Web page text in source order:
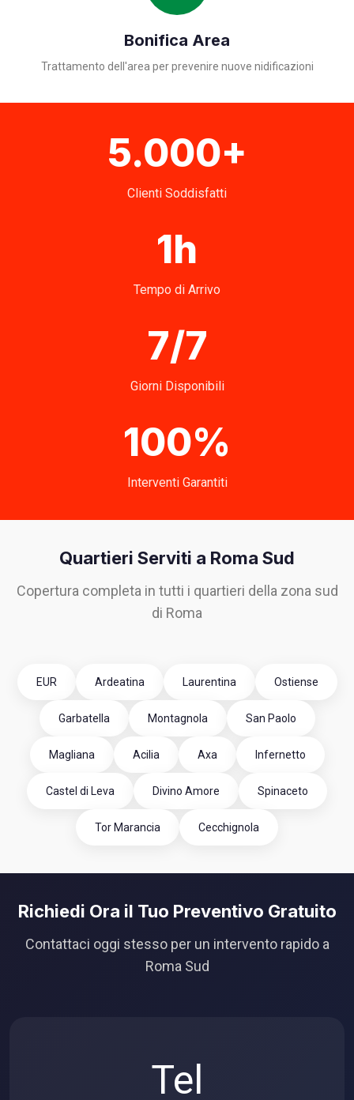
Bonifica Area
Trattamento dell'area per prevenire nuove nidificazioni
5.000+
Clienti Soddisfatti
1h
Tempo di Arrivo
7/7
Giorni Disponibili
100%
Interventi Garantiti
Quartieri Serviti a Roma Sud
Copertura completa in tutti i quartieri della zona sud
di Roma
EUR Ardeatina Laurentina Ostiense
Garbatella Montagnola San Paolo
Magliana Acilia Axa Infernetto
Castel di Leva Divino Amore Spinaceto
Tor Marancia Cecchignola
Richiedi Ora il Tuo Preventivo Gratuito
Contattaci oggi stesso per un intervento rapido a
Roma Sud
Tel